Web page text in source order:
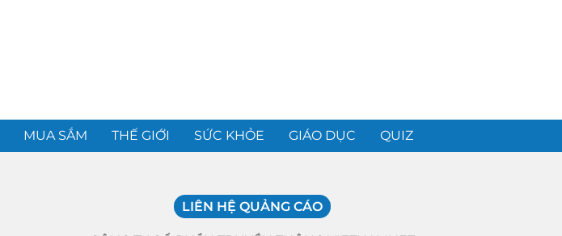
MUA SẮM THẾ GIỚI SỨC KHỎE GIÁO DỤC QUIZ
LIÊN HỆ QUẢNG CÁO